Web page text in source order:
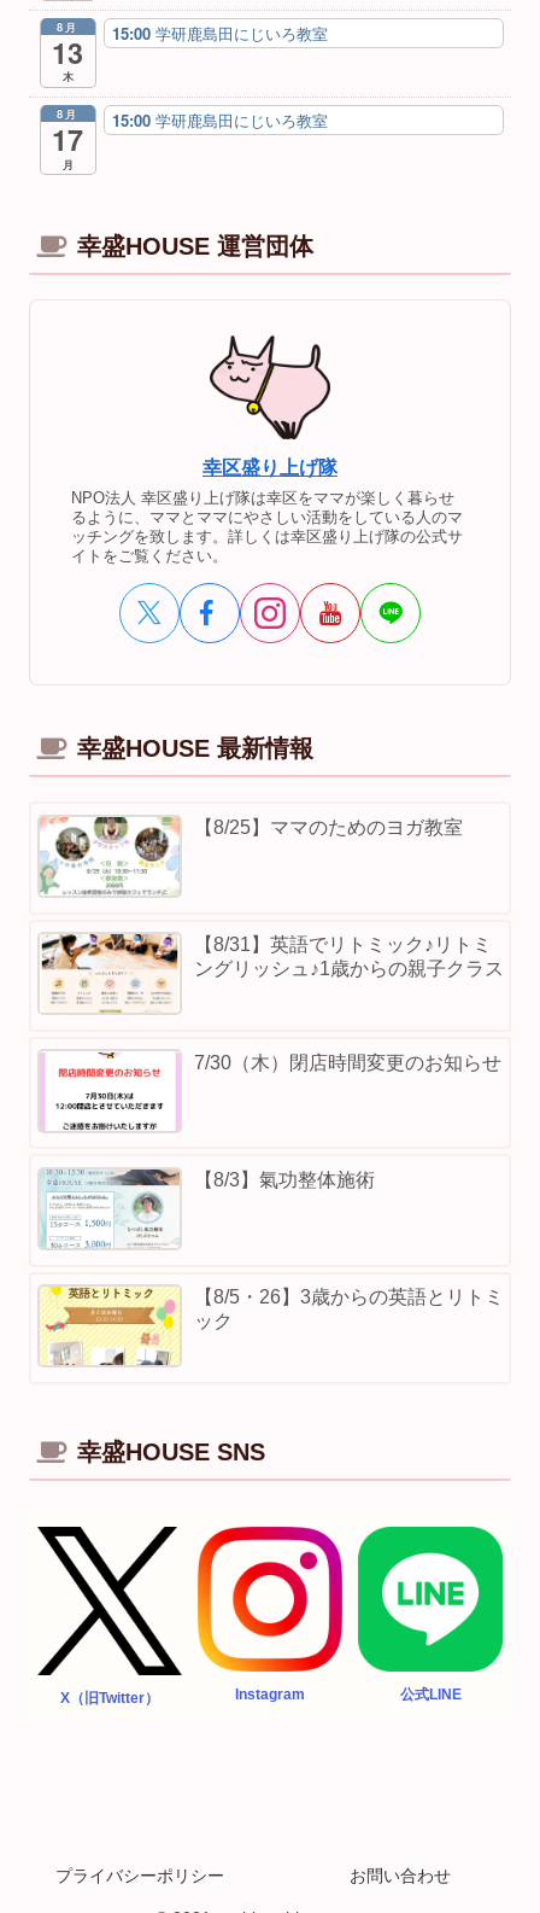
8月
13
木
15:00 学研鹿島田にじいろ教室
8月
17
月
15:00 学研鹿島田にじいろ教室
幸盛HOUSE 運営団体
幸区盛り上げ隊
NPO法人 幸区盛り上げ隊は幸区をママが楽しく暮らせ
るように、ママとママにやさしい活動をしている人のマ
ッチングを致します。詳しくは幸区盛り上げ隊の公式サ
イトをご覧ください。
幸盛HOUSE 最新情報
【8/25】ママのためのヨガ教室
【8/31】英語でリトミック♪リトミ
ングリッシュ♪1歳からの親子クラス
7/30（木）閉店時間変更のお知らせ
【8/3】⁡氣功整体施術
【8/5・26】3歳からの英語とリトミ
ック
幸盛HOUSE SNS
X（旧Twitter） Instagram 公式LINE
プライバシーポリシー お問い合わせ